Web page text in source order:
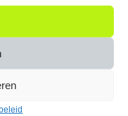
De schakelaar heeft een